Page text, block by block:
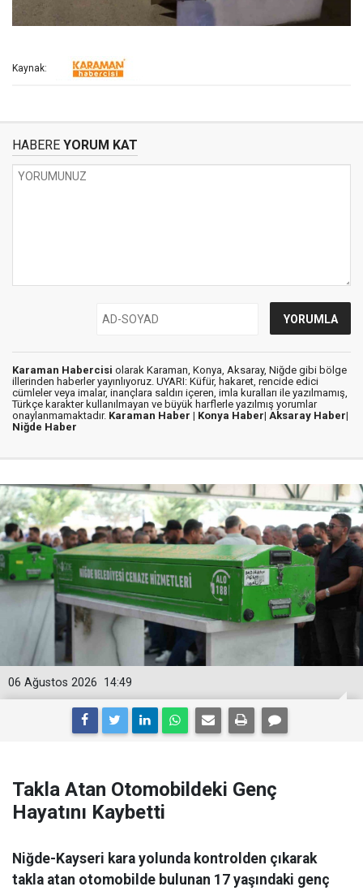
Kaynak:
HABERE YORUM KAT
Karaman Habercisi olarak Karaman, Konya, Aksaray, Niğde gibi bölge
illerinden haberler yayınlıyoruz. UYARI: Küfür, hakaret, rencide edici
cümleler veya imalar, inançlara saldırı içeren, imla kuralları ile yazılmamış,
Türkçe karakter kullanılmayan ve büyük harflerle yazılmış yorumlar
onaylanmamaktadır. Karaman Haber | Konya Haber| Aksaray Haber|
Niğde Haber
14:49
06 Ağustos 2026
Takla Atan Otomobildeki Genç
Hayatını Kaybetti
Niğde-Kayseri kara yolunda kontrolden çıkarak
takla atan otomobilde bulunan 17 yaşındaki genç